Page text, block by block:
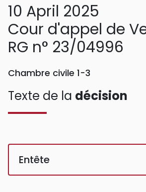
10 April 2025
Cour d'appel de
RG n° 23/04996
Chambre civile 1-3
Texte de la décision
Entête